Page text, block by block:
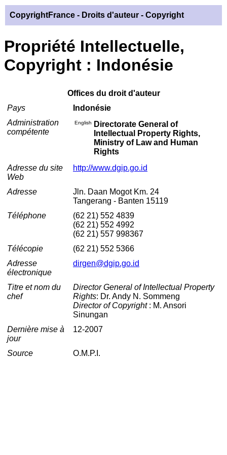
CopyrightFrance - Droits d'auteur - Copyright
Propriété Intellectuelle,
Copyright : Indonésie
Offices du droit d'auteur
Pays
Indonésie
Administration
compétente
English
Directorate General of
Intellectual Property Rights,
Ministry of Law and Human
Rights
Adresse du site
Web
http://www.dgip.go.id
Adresse
Jln. Daan Mogot Km. 24
Tangerang - Banten 15119
Téléphone
(62 21) 552 4839
(62 21) 552 4992
(62 21) 557 998367
Télécopie
(62 21) 552 5366
Adresse
électronique
dirgen@dgip.go.id
Titre et nom du
chef
Director General of Intellectual Property
Rights: Dr. Andy N. Sommeng
Director of Copyright : M. Ansori
Sinungan
Dernière mise à
jour
12-2007
Source O.M.P.I.